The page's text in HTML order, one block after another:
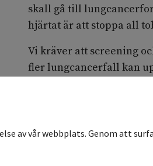
skall gå till
hjärtat är att stoppa all
Vi kräver att screening
fler lungcancerfall kan
inom primärvården är
även för att de stora
behandlingsstart skall
skillnaderna i
lungcancervården för
av vår webbplats. Genom att